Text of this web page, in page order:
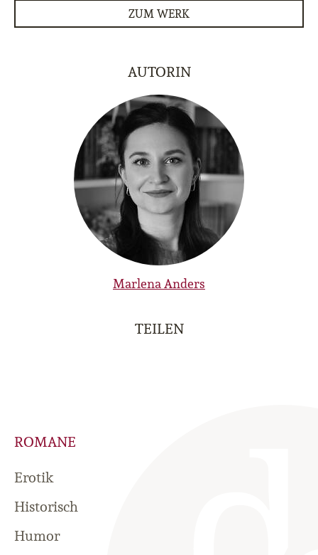
ZUM WERK
AUTORIN
Marlena Anders
TEILEN
ROMANE
Erotik
Historisch
Humor